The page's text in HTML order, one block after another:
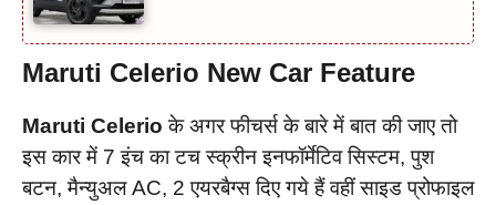
Maruti Celerio New Car Feature
Maruti Celerio के अगर फीचर्स के बारे में बात की जाए तो
इस कार में 7 इंच का टच स्क्रीन इनफॉर्मेटिव सिस्टम, पुश
बटन, मैन्युअल AC, 2 एयरबैग्स दिए गये हैं वहीं साइड प्रोफाइल